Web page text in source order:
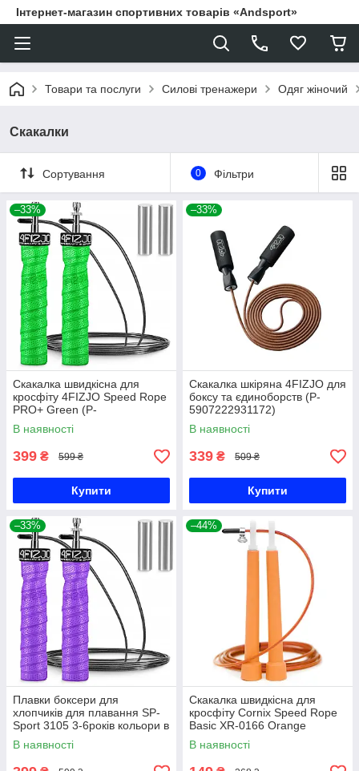
Інтернет-магазин спортивних товарів «Andsport»
Товари та послуги Силові тренажери Одяг жіночий
Скакалки
Сортування 0 Фільтри
–33%
Скакалка швидкісна для
кросфіту 4FIZJO Speed Rope
PRO+ Green (P-
5907739313195)
В наявності
399 ₴ 599 ₴
Купити
–33%
Скакалка шкіряна 4FIZJO для
боксу та єдиноборств (P-
5907222931172)
В наявності
339 ₴ 509 ₴
Купити
–33%
Плавки боксери для
хлопчиків для плавання SP-
Sport 3105 3-6років кольори в
асортименті Код 3105
В наявності
–44%
Скакалка швидкісна для
кросфіту Cornix Speed Rope
Basic XR-0166 Orange
В наявності